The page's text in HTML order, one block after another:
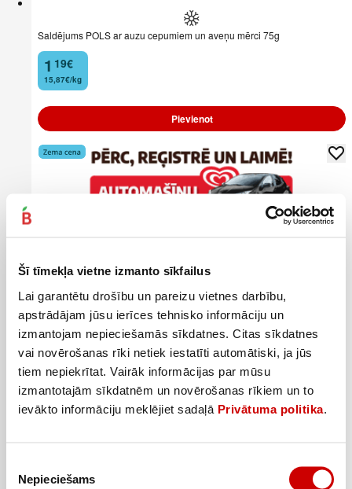
Šī tīmekļa vietne izmanto sīkfailus
Lai garantētu drošību un pareizu vietnes darbību,
apstrādājam jūsu ierīces tehnisko informāciju un
izmantojam nepieciešamās sīkdatnes. Citas sīkdatnes
vai novērošanas rīki netiek iestatīti automātiski, ja jūs
tiem nepiekrītat. Vairāk informācijas par mūsu
izmantotajām sīkdatnēm un novērošanas rīkiem un to
ievākto informāciju meklējiet sadaļā Privātuma politika
izvēle
Nepieciešams
Saldējums POLS ar auzu cepumiem un aveņu mērci 75g
1
. 19€
15,87€/kg
Pievienot
Saldējums Almond Sandwich MAGNUM 90g
1
. 39€